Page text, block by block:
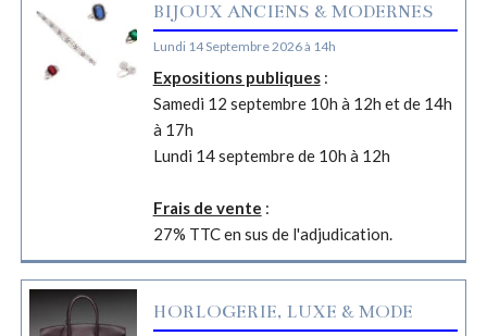
BIJOUX ANCIENS & MODERNES
Lundi 14 Septembre 2026 à 14h
Expositions publiques:
Samedi 12 septembre 10h à 12h et de 14h
à 17h
Lundi 14 septembre de 10h à 12h
Frais de vente :
27% TTC en sus de l'adjudication.
HORLOGERIE, LUXE & MODE